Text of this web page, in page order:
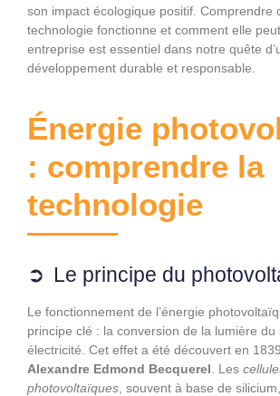
son impact écologique positif. Comprendre
technologie fonctionne et comment elle
entreprise est essentiel dans notre quête
développement durable et responsable.
Énergie
: comprendre la
technologie
Le principe du
Le fonctionnement de l’énergie
principe clé : la conversion de la lumière du
électricité. Cet effet a été découvert en
Alexandre Edmond Becquerel . Les
photovoltaïques , souvent à base de